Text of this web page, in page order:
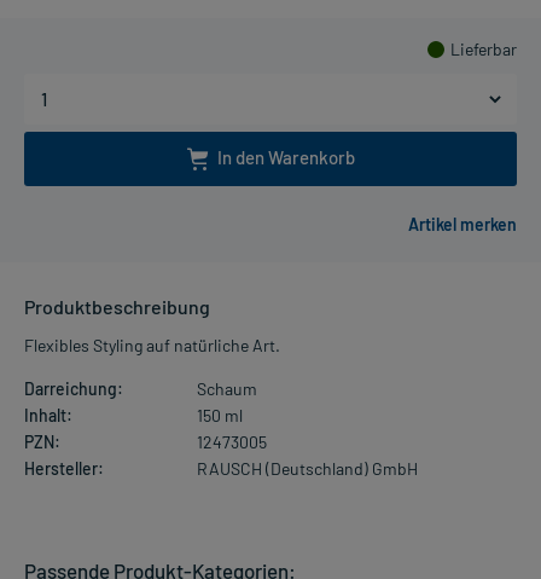
Lieferbar
In den Warenkorb
Produktbeschreibung
Flexibles Styling auf natürliche Art.
Darreichung:
Schaum
Inhalt:
150 ml
PZN:
12473005
Hersteller:
RAUSCH (Deutschland) GmbH
Passende Produkt-Kategorien: